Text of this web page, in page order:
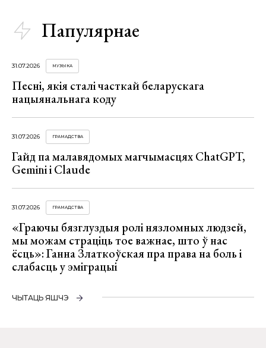
Папулярнае
31.07.2026 МУЗЫКА
Песні, якія сталі часткай беларускага
нацыянальнага коду
31.07.2026 ГРАМАДСТВА
Гайд па малавядомых магчымасцях ChatGPT,
Gemini і Claude
31.07.2026 ГРАМАДСТВА
«Граючы бязглуздыя ролі нязломных людзей,
мы можам страціць тое важнае, што ў нас
ёсць»: Ганна Златкоўская пра права на боль і
слабасць у эміграцыі
ЧЫТАЦЬ ЯШЧЭ